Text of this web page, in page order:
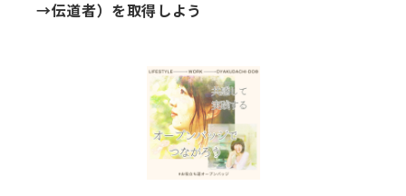
→伝道者）を取得しよう